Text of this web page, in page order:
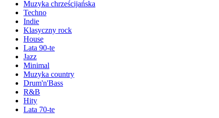
Muzyka chrześcijańska
Techno
Indie
Klasyczny rock
House
Lata 90-te
Jazz
Minimal
Muzyka country
Drum'n'Bass
R&B
Hity
Lata 70-te